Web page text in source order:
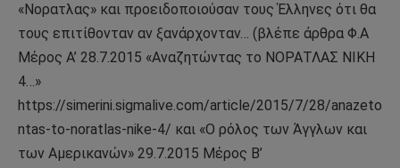
«Νορατλας» και προειδοποιούσαν τους Έλληνες ότι θα
τους επιτίθονταν αν ξανάρχονταν… (βλέπε άρθρα Φ.Α
Μέρος Α’ 28.7.2015 «Αναζητώντας το ΝΟΡΑΤΛΑΣ ΝΙΚΗ
4…»
https://simerini.sigmalive.com/article/2015/7/28/anazeto
ntas-to-noratlas-nike-4/ και «Ο ρόλος των Άγγλων και
των Αμερικανών» 29.7.2015 Μέρος Β’